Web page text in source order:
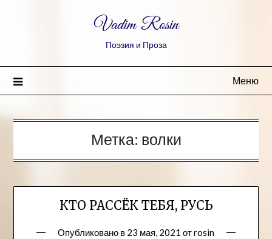
Vadim Rosin
Поэзия и Проза
Меню
Метка: волки
КТО РАССЁК ТЕБЯ, РУСЬ
Опубликовано в 23 мая, 2021 отrosin